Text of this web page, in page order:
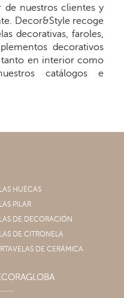
de nuestros clientes y
Decor&Style recoge
decorativas, faroles,
decorativos
tanto en interior como
catálogos e
HUECAS
PILAR
DE DECORACIÓN
DE CITRONELA
DE CERÁMICA